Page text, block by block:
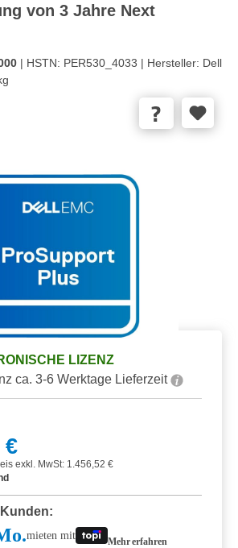
von 3 Jahre Next
| HSTN: PER530_4033 | Hersteller: Dell
LIZENZ
ca. 3-6 Werktage Lieferzeit
€
exkl. MwSt: 1.456,52 €
mieten mit Mehr erfahren